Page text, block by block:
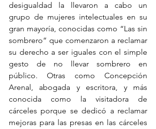
desigualdad la llevaron a cabo un
grupo de mujeres intelectuales en su
gran mayoría, conocidas como “Las sin
sombrero” que comenzaron a reclamar
su derecho a ser iguales con el simple
gesto de no llevar sombrero en
público. Otras como Concepción
Arenal, abogada y escritora, y más
conocida como la visitadora de
cárceles porque se dedicó a reclamar
mejoras para las presas en las cárceles